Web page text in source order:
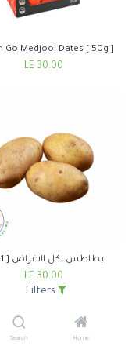
Filters
Home
Search
30.00
بطاطس لكل الاغراض [ 1كجم ]
30.00